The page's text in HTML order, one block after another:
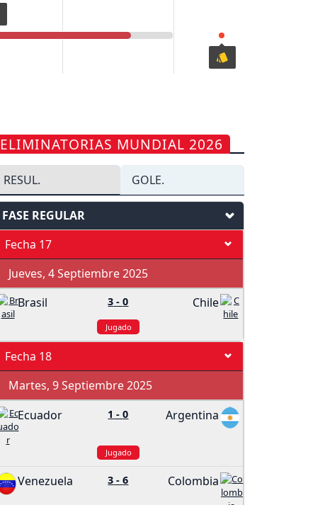
ELIMINATORIAS MUNDIAL 2026
RESUL. GOLE.
FASE REGULAR
Fecha 17
Jueves, 4 Septiembre 2025
Brasil
3 -0 Chile
Jugado
Fecha 18
Martes, 9 Septiembre 2025
Ecuador
1 -0 Argentina
Jugado
Venezuela 3 -6 Colombia